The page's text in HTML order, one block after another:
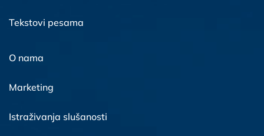
Tekstovi pesama
O nama
Marketing
Istraživanja slušanosti